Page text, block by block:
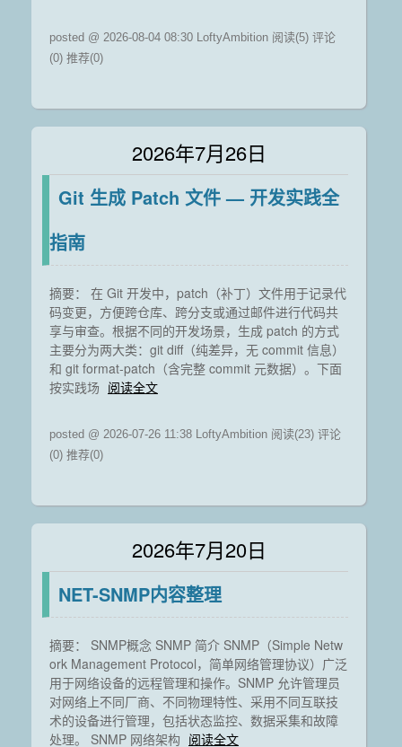
posted @ 2026-08-04 08:30 LoftyAmbition 阅读(5) 评论
(0) 推荐(0)
2026年7月26日
Git 生成 Patch 文件 — 开发实践全
指南
摘要： 在 Git 开发中，patch（补丁）文件用于记录代
码变更，方便跨仓库、跨分支或通过邮件进行代码共
享与审查。根据不同的开发场景，生成 patch 的方式
主要分为两大类：git diff（纯差异，无 commit 信息）
和 git format-patch（含完整 commit 元数据）。下面
按实践场 阅读全文
posted @ 2026-07-26 11:38 LoftyAmbition 阅读(23) 评论
(0) 推荐(0)
2026年7月20日
NET-SNMP内容整理
摘要： SNMP概念 SNMP 简介 SNMP（Simple Netw
ork Management Protocol，简单网络管理协议）广泛
用于网络设备的远程管理和操作。SNMP 允许管理员
对网络上不同厂商、不同物理特性、采用不同互联技
术的设备进行管理，包括状态监控、数据采集和故障
处理。 SNMP 网络架构 阅读全文